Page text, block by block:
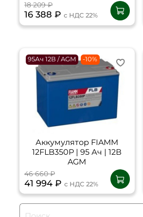
18 209 ₽
16 388 ₽ с НДС 22%
95Ач 12В / AGM -10%
Аккумулятор FIAMM
12FLB350P | 95 Ач | 12В
AGM
46 660 ₽
41 994 ₽ с НДС 22%